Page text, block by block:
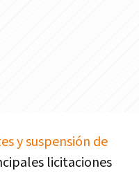
y suspensión de
licitaciones